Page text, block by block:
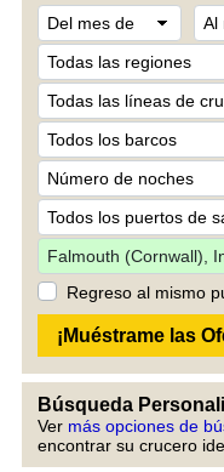
Regreso al mismo
Búsqueda
Ver más opciones de
encontrar su crucero